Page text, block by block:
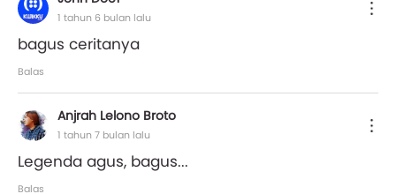
1 tahun 6 bulan lalu
bagus ceritanya
Balas
Anjrah Lelono Broto
1 tahun 7 bulan lalu
Legenda agus, bagus...
Balas